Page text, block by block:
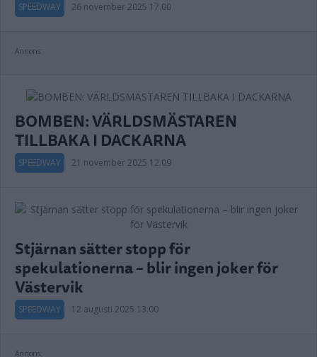
SPEEDWAY 26 november 2025 17.00
Annons:
BOMBEN: VÄRLDSMÄSTAREN
TILLBAKA I DACKARNA
SPEEDWAY 21 november 2025 12.09
Stjärnan sätter stopp för
spekulationerna – blir ingen joker för
Västervik
SPEEDWAY 12 augusti 2025 13.00
Annons: